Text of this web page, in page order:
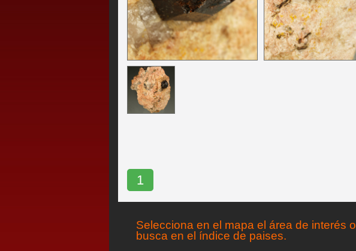
1
Selecciona en el mapa el área de interés o
busca en el índice de paises.